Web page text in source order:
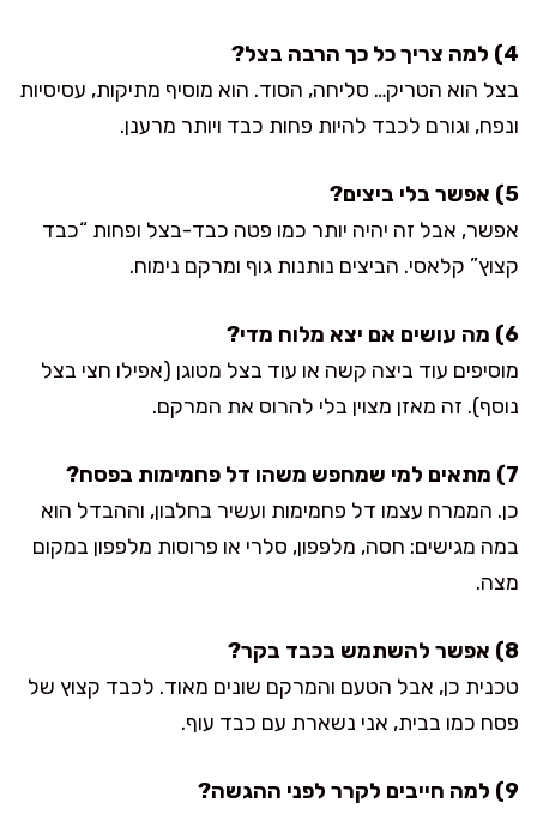
4) למה צריך כל כך הרבה בצל?
בצל הוא הטריק… סליחה, הסוד. הוא מוסיף מתיקות, עסיסיות
ונפח, וגורם לכבד להיות פחות כבד ויותר מרענן.
5) אפשר בלי ביצים?
אפשר, אבל זה יהיה יותר כמו פטה כבד-בצל ופחות “כבד
קצוץ” קלאסי. הביצים נותנות גוף ומרקם נימוח.
6) מה עושים אם יצא מלוח מדי?
מוסיפים עוד ביצה קשה או עוד בצל מטוגן (אפילו חצי בצל
נוסף). זה מאזן מצוין בלי להרוס את המרקם.
7) מתאים למי שמחפש משהו דל פחמימות בפסח?
כן. הממרח עצמו דל פחמימות ועשיר בחלבון, וההבדל הוא
במה מגישים: חסה, מלפפון, סלרי או פרוסות מלפפון במקום
מצה.
8) אפשר להשתמש בכבד בקר?
טכנית כן, אבל הטעם והמרקם שונים מאוד. לכבד קצוץ של
פסח כמו בבית, אני נשארת עם כבד עוף.
9) למה חייבים לקרר לפני ההגשה?